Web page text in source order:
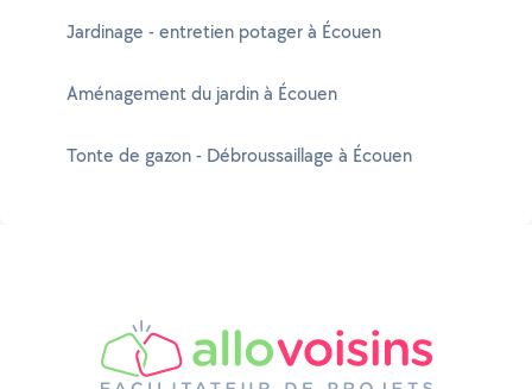
Jardinage - entretien potager à Écouen
Aménagement du jardin à Écouen
Tonte de gazon - Débroussaillage à Écouen